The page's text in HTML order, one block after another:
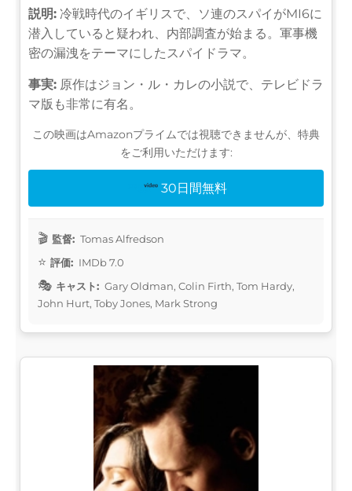
説明: 冷戦時代のイギリスで、ソ連のスパイがMI6に
潜入していると疑われ、内部調査が始まる。軍事機
密の漏洩をテーマにしたスパイドラマ。
事実: 原作はジョン・ル・カレの小説で、テレビドラ
マ版も非常に有名。
この映画はAmazonプライムでは視聴できませんが、特典
をご利用いただけます:
30日間無料
監督: Tomas Alfredson
評価: IMDb 7.0
キャスト: Gary Oldman, Colin Firth, Tom Hardy,
John Hurt, Toby Jones, Mark Strong